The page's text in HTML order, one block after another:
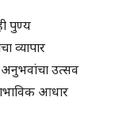
पुण्य
व्यापार
उत्सव
आधार